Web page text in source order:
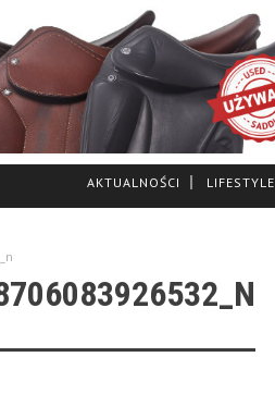
AKTUALNOŚCI LIFESTYLE